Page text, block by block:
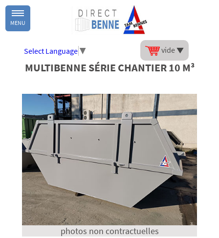
MENU
Select Language ▼ vide
MULTIBENNE SÉRIE CHANTIER 10 M³
photos non contractuelles